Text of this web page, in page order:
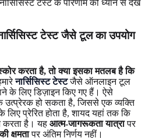
टेस्ट जैसे टूल का उपयोग
करता है, तो क्या इसका मतलब है कि
नार्सिसिस्ट टेस्टजैसे ऑनलाइन टूल
के लिए डिज़ाइन किए गए हैं। ऐसे
उत्प्रेरक हो सकता है, जिससे एक व्यक्ति
प्रेरित होता है, शायद यहां तक कि
करता है। यह आत्म-जागरूकता यात्रापर
क्षमतापर अंतिम निर्णय नहीं।